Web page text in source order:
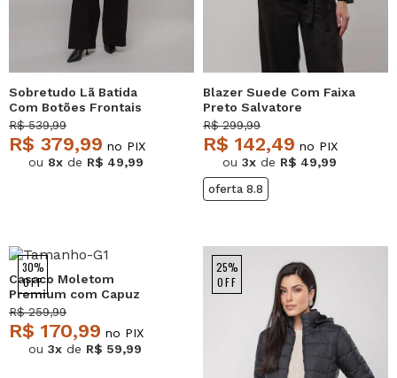
Sobretudo Lã Batida
Com Botões Frontais
Preto Salvatore
R$ 539,99
R$ 379,99 no PIX
ou 8x de R$ 49,99
Blazer Suede Com Faixa
Preto Salvatore
R$ 299,99
R$ 142,49 no PIX
ou 3x de R$ 49,99
oferta 8.8
30%
OFF
Casaco Moletom
Premium com Capuz
Marfim Salvatore
R$ 259,99
R$ 170,99 no PIX
ou 3x de R$ 59,99
25%
OFF